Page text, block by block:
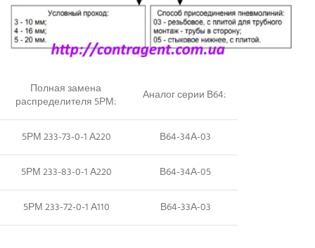
Полная замена
распределителя 5РМ:
Аналог серии В64:
5РМ 233-73-0-1 А220 В64-34А-03
5РМ 233-83-0-1 А220 В64-34А-05
5РМ 233-72-0-1 А110 В64-33А-03